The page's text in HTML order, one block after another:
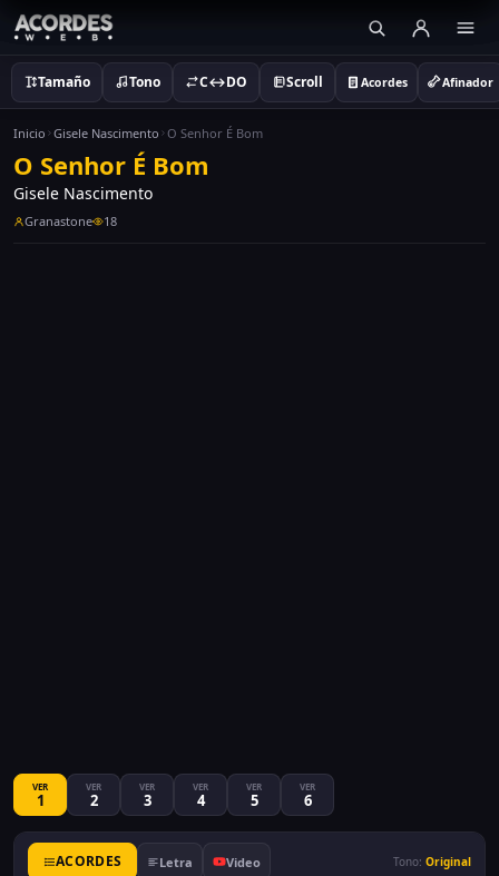
Tamaño Tono C↔DO Scroll Acordes Afinador
Inicio Gisele Nascimento O Senhor É Bom
O Senhor É Bom
Gisele Nascimento
Granastone 18
VER
1
VER
2
VER
3
VER
4
VER
5
VER
6
ACORDES Letra Video Tono: Original